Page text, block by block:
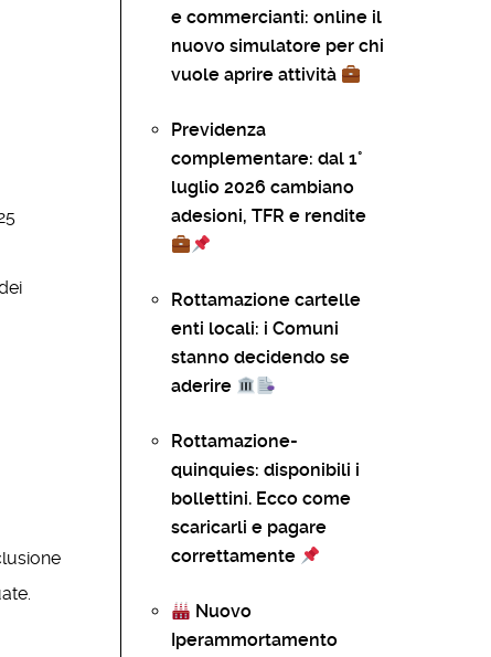
e commercianti: online il
nuovo simulatore per chi
vuole aprire attività
Previdenza
complementare: dal 1°
luglio 2026 cambiano
adesioni, TFR e rendite
Rottamazione cartelle
enti locali: i Comuni
stanno decidendo se
aderire
Rottamazione-
quinquies: disponibili i
bollettini. Ecco come
scaricarli e pagare
correttamente
Nuovo
Iperammortamento